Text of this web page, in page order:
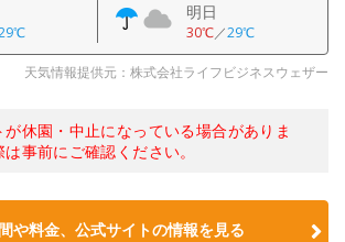
明日
30℃／29℃
天気情報提供元：株式会社ライフビジネスウェザー
休園・中止になっている場合がありま
事前にご確認ください。
や料金、公式サイトの情報を見る